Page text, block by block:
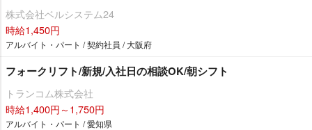
株式会社ベルシステム24
時給1,450円
アルバイト・パート / 契約社員 / 大阪府
フォークリフト/新規/入社日の相談OK/朝シフト
トランコム株式会社
時給1,400円～1,750円
アルバイト・パート / 愛知県